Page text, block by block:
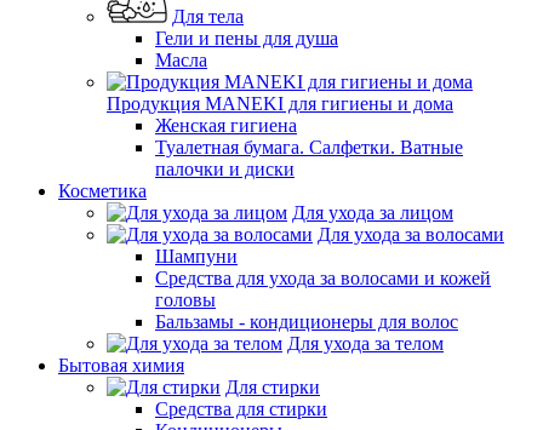
Для тела
Гели и пены для душа
Масла
Продукция MANEKI для гигиены и дома
Женская гигиена
Туалетная бумага. Салфетки. Ватные
палочки и диски
Косметика
Для ухода за лицом
Для ухода за волосами
Шампуни
Средства для ухода за волосами и кожей
головы
Бальзамы - кондиционеры для волос
Для ухода за телом
Бытовая химия
Для стирки
Средства для стирки